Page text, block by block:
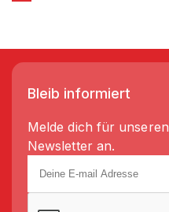
Bleib informiert
Melde dich für unseren
Newsletter an.